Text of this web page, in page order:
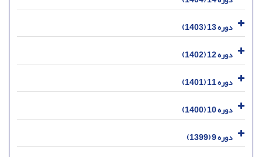
دوره 13 (1403)
دوره 12 (1402)
دوره 11 (1401)
دوره 10 (1400)
دوره 9 (1399)